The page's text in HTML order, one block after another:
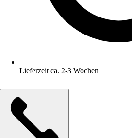
Lieferzeit ca. 2-3 Wochen